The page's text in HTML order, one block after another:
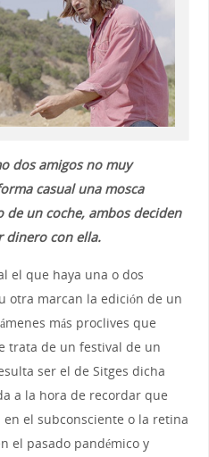
dos amigos no muy
casual una mosca
un coche, ambos deciden
dinero con ella.
el que haya una o dos
otra marcan la edición de un
más proclives que
trata de un festival de un
ser el de Sitges dicha
a la hora de recordar que
el subconsciente o la retina
el pasado pandémico y